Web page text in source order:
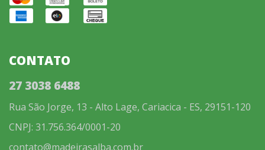
CONTATO
27 3038 6488
Rua São Jorge, 13 - Alto Lage, Cariacica - ES, 29151-120
CNPJ: 31.756.364/0001-20
contato@madeirasalba.com.br